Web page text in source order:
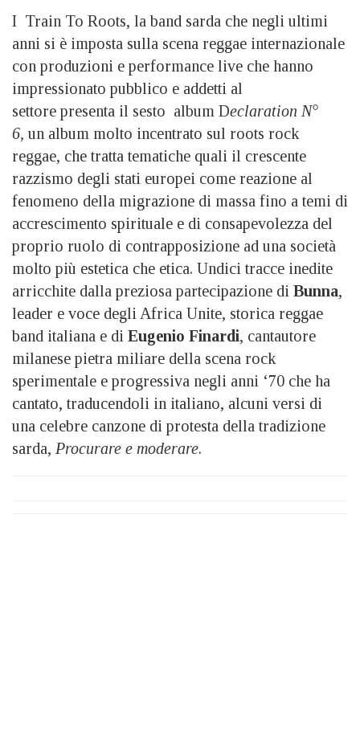
I Train To Roots, la band sarda che negli ultimi
anni si è imposta sulla scena reggae internazionale
con produzioni e performance live che hanno
impressionato pubblico e addetti al
settore presenta il sesto album Declaration N°
6, un album molto incentrato sul roots rock
reggae, che tratta tematiche quali il crescente
razzismo degli stati europei come reazione al
fenomeno della migrazione di massa fino a temi di
accrescimento spirituale e di consapevolezza del
proprio ruolo di contrapposizione ad una società
molto più estetica che etica. Undici tracce inedite
arricchite dalla preziosa partecipazione di Bunna,
leader e voce degli Africa Unite, storica reggae
band italiana e di Eugenio Finardi, cantautore
milanese pietra miliare della scena rock
sperimentale e progressiva negli anni ‘70 che ha
cantato, traducendoli in italiano, alcuni versi di
una celebre canzone di protesta della tradizione
sarda, Procurare e moderare.